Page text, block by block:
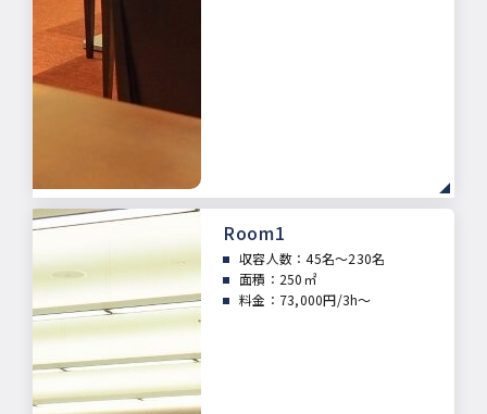
Room1
収容人数：45名～230名
面積： 250㎡
料金：73,000円/3h～